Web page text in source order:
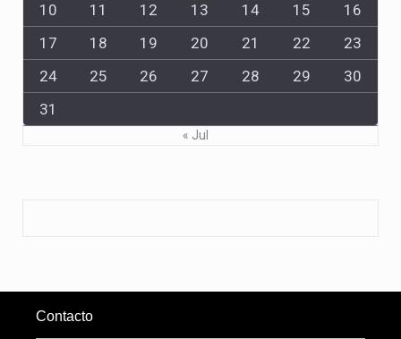
10
11 12 13 14 15
16
17
18 19 20 21 22
23
24
25 26 27 28 29
30
31
« Jul
Contacto